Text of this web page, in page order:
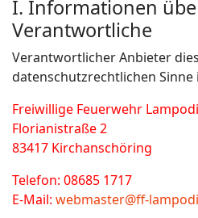
I. Informationen
Verantwortliche
Verantwortlicher Anbieter
datenschutzrechtlichen Sinne
Freiwillige Feuerwehr
Florianistraße 2
83417 Kirchanschöring
Telefon: 08685 1717
E-Mail: webmaster@ff-